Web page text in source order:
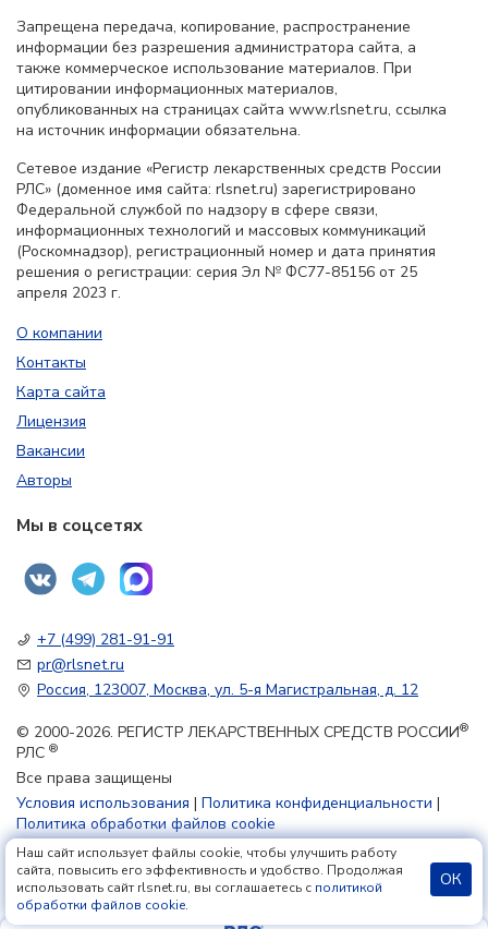
Запрещена передача, копирование, распространение
информации без разрешения администратора сайта, а
также коммерческое использование материалов. При
цитировании информационных материалов,
опубликованных на страницах сайта www.rlsnet.ru, ссылка
на источник информации обязательна.
Сетевое издание «Регистр лекарственных средств России
РЛС» (доменное имя сайта: rlsnet.ru) зарегистрировано
Федеральной службой по надзору в сфере связи,
информационных технологий и массовых коммуникаций
(Роскомнадзор), регистрационный номер и дата принятия
решения о регистрации: серия Эл № ФС77-85156 от 25
апреля 2023 г.
О компании
Контакты
Карта сайта
Лицензия
Вакансии
Авторы
Мы в соцсетях
+7 (499) 281-91-91
pr@rlsnet.ru
Россия, 123007, Москва, ул. 5-я Магистральная, д. 12
© 2000-2026. РЕГИСТР ЛЕКАРСТВЕННЫХ СРЕДСТВ РОССИИ®
РЛС ®
Все права защищены
Условия использования | Политика конфиденциальности |
Политика обработки файлов cookie
18+
Наш сайт использует файлы cookie, чтобы улучшить работу
сайта, повысить его эффективность и удобство. Продолжая
использовать сайт rlsnet.ru, вы соглашаетесь с политикой
обработки файлов cookie.
ОК